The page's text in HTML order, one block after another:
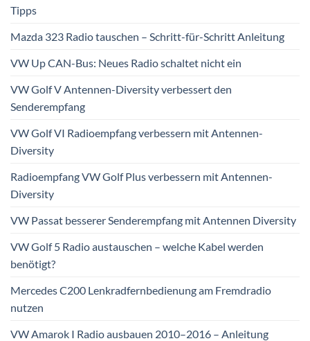
Tipps
Mazda 323 Radio tauschen – Schritt-für-Schritt Anleitung
VW Up CAN-Bus: Neues Radio schaltet nicht ein
VW Golf V Antennen-Diversity verbessert den
Senderempfang
VW Golf VI Radioempfang verbessern mit Antennen-
Diversity
Radioempfang VW Golf Plus verbessern mit Antennen-
Diversity
VW Passat besserer Senderempfang mit Antennen Diversity
VW Golf 5 Radio austauschen – welche Kabel werden
benötigt?
Mercedes C200 Lenkradfernbedienung am Fremdradio
nutzen
VW Amarok I Radio ausbauen 2010–2016 – Anleitung